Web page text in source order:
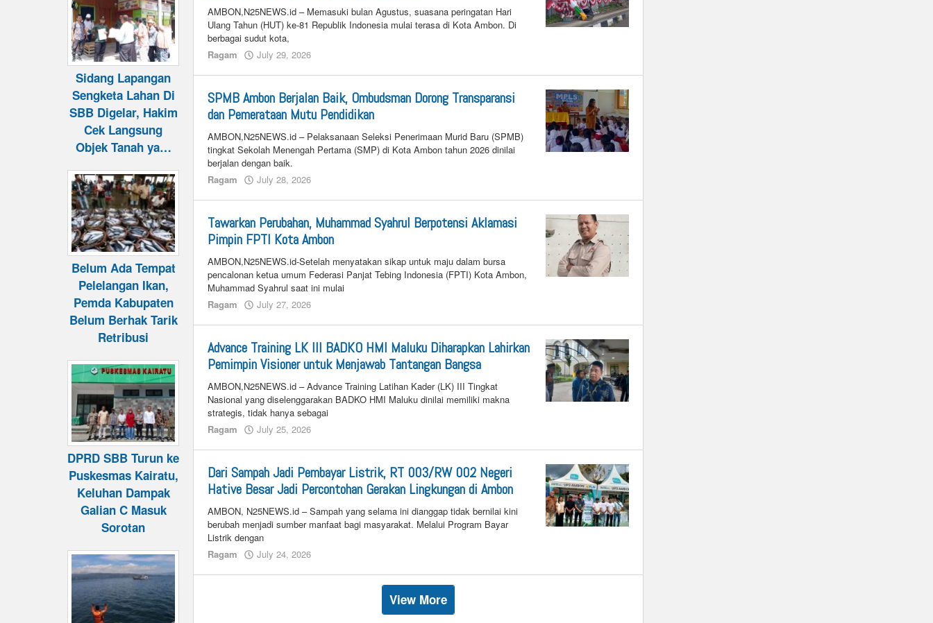
Sidang Lapangan
Sengketa Lahan Di
SBB Digelar, Hakim
Cek Langsung
Objek Tanah ya…
Belum Ada Tempat
Pelelangan Ikan,
Pemda Kabupaten
Belum Berhak Tarik
Retribusi
DPRD SBB Turun ke
Puskesmas Kairatu,
Keluhan Dampak
Galian C Masuk
Sorotan
AMBON,N25NEWS.id – Memasuki bulan Agustus, suasana peringatan Hari
Ulang Tahun (HUT) ke-81 Republik Indonesia mulai terasa di Kota Ambon. Di
berbagai sudut kota,
Ragam
July 29, 2026
SPMB Ambon Berjalan Baik, Ombudsman Dorong Transparansi
dan Pemerataan Mutu Pendidikan
AMBON,N25NEWS.id – Pelaksanaan Seleksi Penerimaan Murid Baru (SPMB)
tingkat Sekolah Menengah Pertama (SMP) di Kota Ambon tahun 2026 dinilai
berjalan dengan baik.
Ragam
July 28, 2026
Tawarkan Perubahan, Muhammad Syahrul Berpotensi Aklamasi
Pimpin FPTI Kota Ambon
AMBON,N25NEWS.id-Setelah menyatakan sikap untuk maju dalam bursa
pencalonan ketua umum Federasi Panjat Tebing Indonesia (FPTI) Kota Ambon,
Muhammad Syahrul saat ini mulai
Ragam
July 27, 2026
Advance Training LK III BADKO HMI Maluku Diharapkan Lahirkan
Pemimpin Visioner untuk Menjawab Tantangan Bangsa
AMBON,N25NEWS.id – Advance Training Latihan Kader (LK) III Tingkat
Nasional yang diselenggarakan BADKO HMI Maluku dinilai memiliki makna
strategis, tidak hanya sebagai
Ragam
July 25, 2026
Dari Sampah Jadi Pembayar Listrik, RT 003/RW 002 Negeri
Hative Besar Jadi Percontohan Gerakan Lingkungan di Ambon
AMBON, N25NEWS.id – Sampah yang selama ini dianggap tidak bernilai kini
berubah menjadi sumber manfaat bagi masyarakat. Melalui Program Bayar
Listrik dengan
Ragam
July 24, 2026
View More